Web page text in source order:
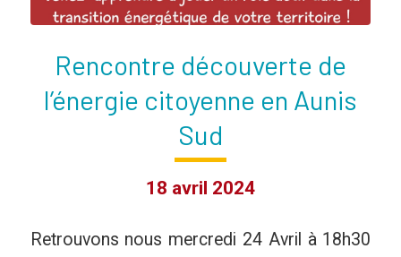
Rencontre découverte de
l’énergie citoyenne en Aunis
Sud
18 avril 2024
Retrouvons nous mercredi 24 Avril à 18h30